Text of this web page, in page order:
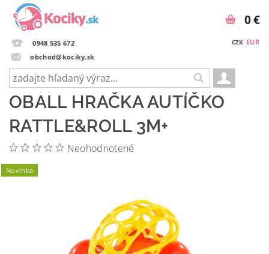
0948 535 672
obchod@kociky.sk
CZK EUR
0 €
OBALL HRAČKA AUTÍČKO
RATTLE&ROLL 3M+
Neohodnotené
Novinka